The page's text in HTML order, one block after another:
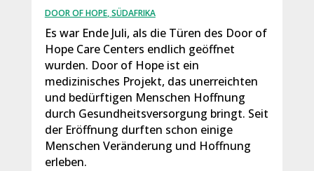
DOOR OF HOPE,SÜDAFRIKA
Es war Ende Juli, als die Türen des Door of
Hope Care Centers endlich geöffnet
wurden. Door of Hope ist ein
medizinisches Projekt, das unerreichten
und bedürftigen Menschen Hoffnung
durch Gesundheitsversorgung bringt. Seit
der Eröffnung durften schon einige
Menschen Veränderung und Hoffnung
erleben.